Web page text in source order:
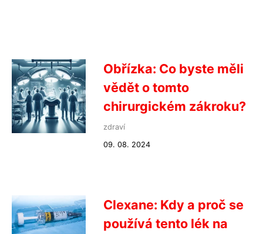
Obřízka: Co byste měli
vědět o tomto
chirurgickém zákroku?
zdraví
09. 08. 2024
Clexane: Kdy a proč se
používá tento lék na